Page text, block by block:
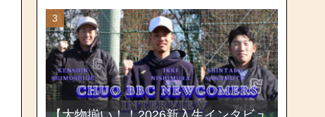
剣道選手権大会・第72回関東学生剣道
選手権大会